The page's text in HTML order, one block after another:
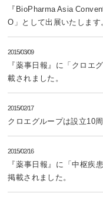
『BioPharma Asia
O」として出展いたします
2015/03/09
『薬事日報』に「クロエ
載されました。
2015/02/17
クロエグループは設立10
2015/02/16
『薬事日報』に「中枢疾
掲載されました。